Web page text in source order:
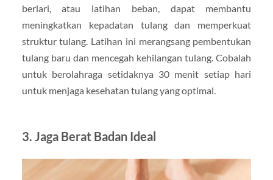
berlari, atau latihan beban, dapat membantu
meningkatkan kepadatan tulang dan memperkuat
struktur tulang. Latihan ini merangsang pembentukan
tulang baru dan mencegah kehilangan tulang. Cobalah
untuk berolahraga setidaknya 30 menit setiap hari
untuk menjaga kesehatan tulang yang optimal.
3. Jaga Berat Badan Ideal